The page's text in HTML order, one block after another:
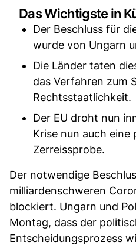
Das Wichtigste in
Der Beschluss für
wurde von Ungarn
Die Länder taten
das Verfahren zum
Rechtsstaatlichkeit.
Der EU droht nun
Krise nun auch eine
Zerreissprobe.
Der notwendige
milliardenschweren
blockiert. Ungarn und
Montag, dass der
Entscheidungsprozess